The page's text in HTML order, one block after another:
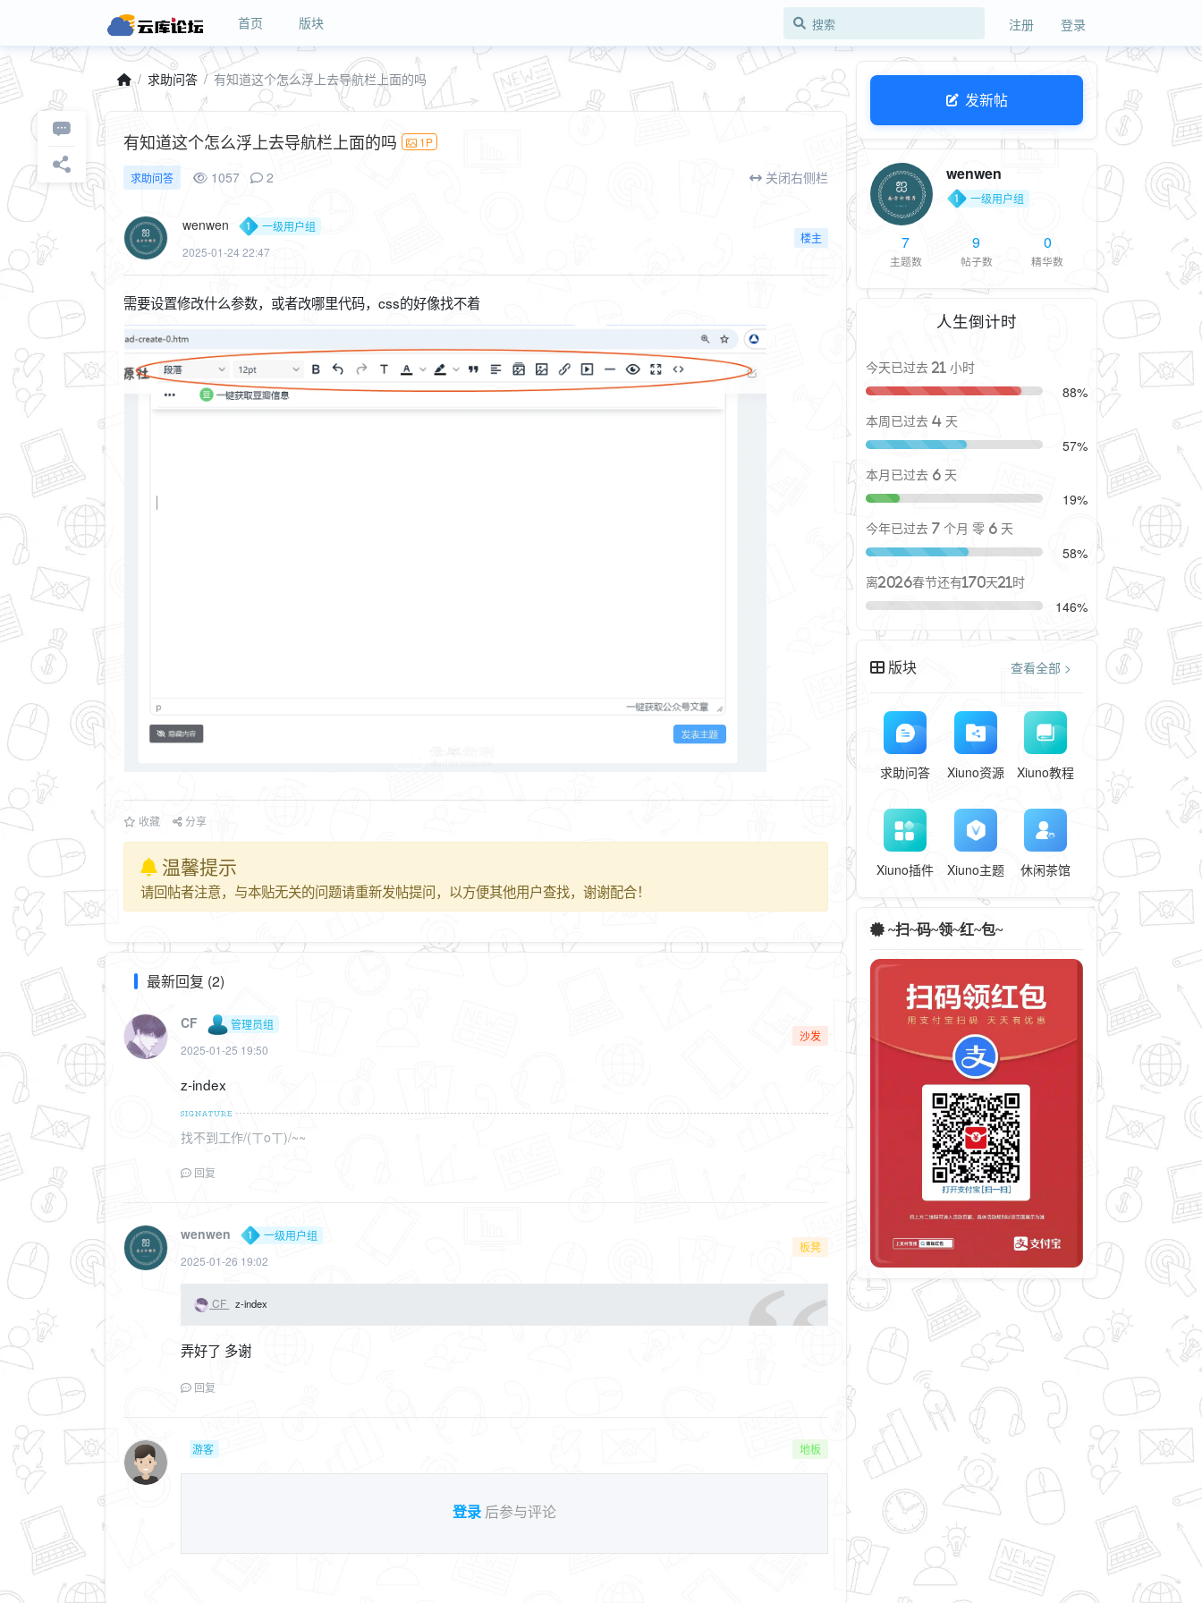
首页 版块 注册 登录
求助问答 有知道这个怎么浮上去导航栏上面的吗
有知道这个怎么浮上去导航栏上面的吗 1P
求助问答 1057 2 关闭右侧栏
wenwen
一级用户组
2025-01-24 22:47
楼主
需要设置修改什么参数，或者改哪里代码，css的好像找不着
收藏 分享
温馨提示
请回帖者注意，与本贴无关的问题请重新发帖提问，以方便其他用户查找，谢谢配合！
最新回复 (2)
CF
管理员组
2025-01-25 19:50
沙发
z-index
找不到工作/(ㄒoㄒ)/~~
回复
wenwen
一级用户组
2025-01-26 19:02
板凳
CF z-index
弄好了 多谢
回复
游客 地板
登录 后参与评论
发新帖
wenwen
一级用户组
7
主题数
9
帖子数
0
精华数
人生倒计时
今天已过去 21 小时
88%
本周已过去 4 天
57%
本月已过去 6 天
19%
今年已过去 7 个月 零 6 天
58%
离2026春节还有170天21时
146%
版块 查看全部 >
求助问答 Xiuno资源 Xiuno教程
Xiuno插件 Xiuno主题 休闲茶馆
~扫~码~领~红~包~